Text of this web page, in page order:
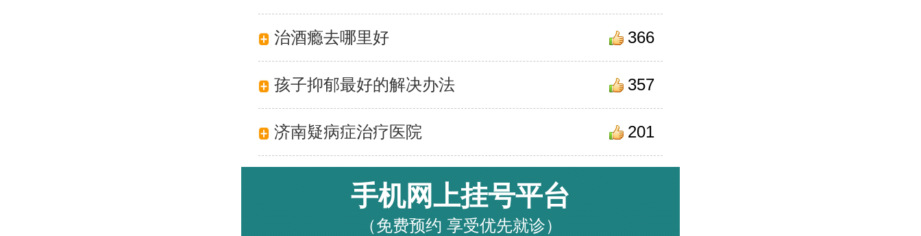
366
治酒瘾去哪里好
357
孩子抑郁最好的解决办法
201
济南疑病症治疗医院
手机网上挂号平台
（免费预约 享受优先就诊）